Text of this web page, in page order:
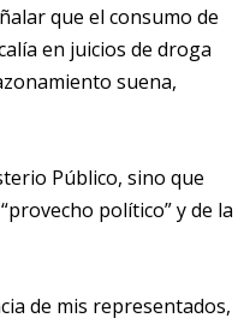
que el consumo de
en juicios de droga
suena,
Público, sino que
político” y de la
de mis representados,